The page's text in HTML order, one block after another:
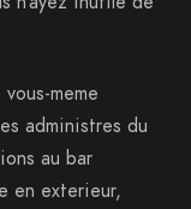
meme
administres du
au bar
en exterieur,